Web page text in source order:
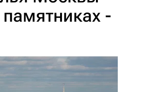
памятниках -